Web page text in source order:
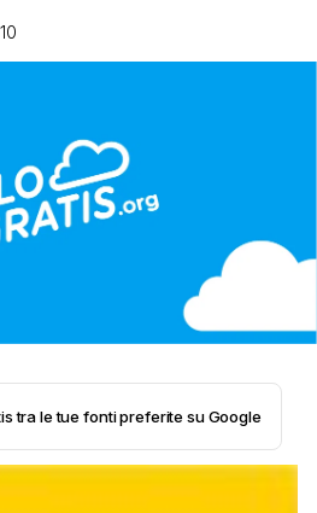
tra le tue fonti preferite su Google